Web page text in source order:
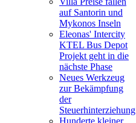
auf Santorin und
Mykonos Inseln
Eleonas' Intercity
KTEL Bus Depot
Projekt geht in die
nächste Phase
Neues Werkzeug
zur Bekämpfung
der
Steuerhinterziehung
Hunderte kleiner